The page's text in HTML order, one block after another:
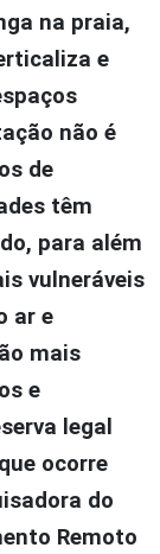
na praia,
e
não é
de
têm
para além
vulneráveis
ar e
mais
e
legal
ocorre
do
Remoto